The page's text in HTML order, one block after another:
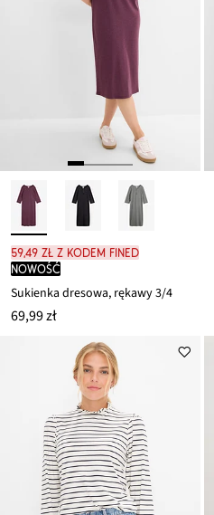
59,49 zł z kodem FINED
nowość
Sukienka dresowa, rękawy 3/4
69,99 zł